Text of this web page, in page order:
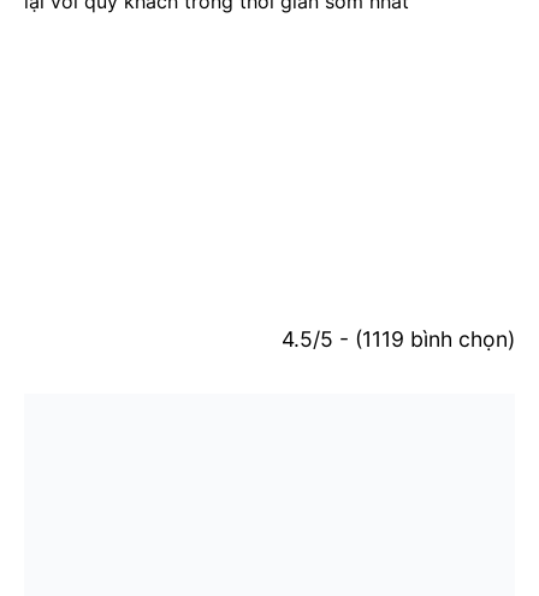
4.5/5 - (1119 bình chọn)